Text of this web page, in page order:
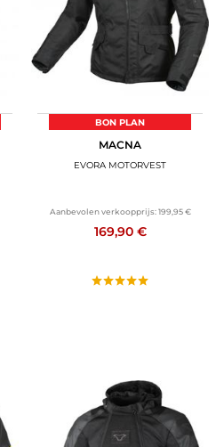
BON PLAN
MACNA
EVORA MOTORVEST
Aanbevolen verkoopprijs: 199,95 €
169,90 €